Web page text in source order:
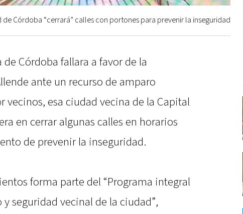
de Córdoba “cerrará” calles con portones para prevenir la inseguridad
Córdoba fallara a favor de la
ante un recurso de amparo
vecinos, esa ciudad vecina de la Capital
en cerrar algunas calles en horarios
de prevenir la inseguridad.
forma parte del “Programa integral
seguridad vecinal de la ciudad”,